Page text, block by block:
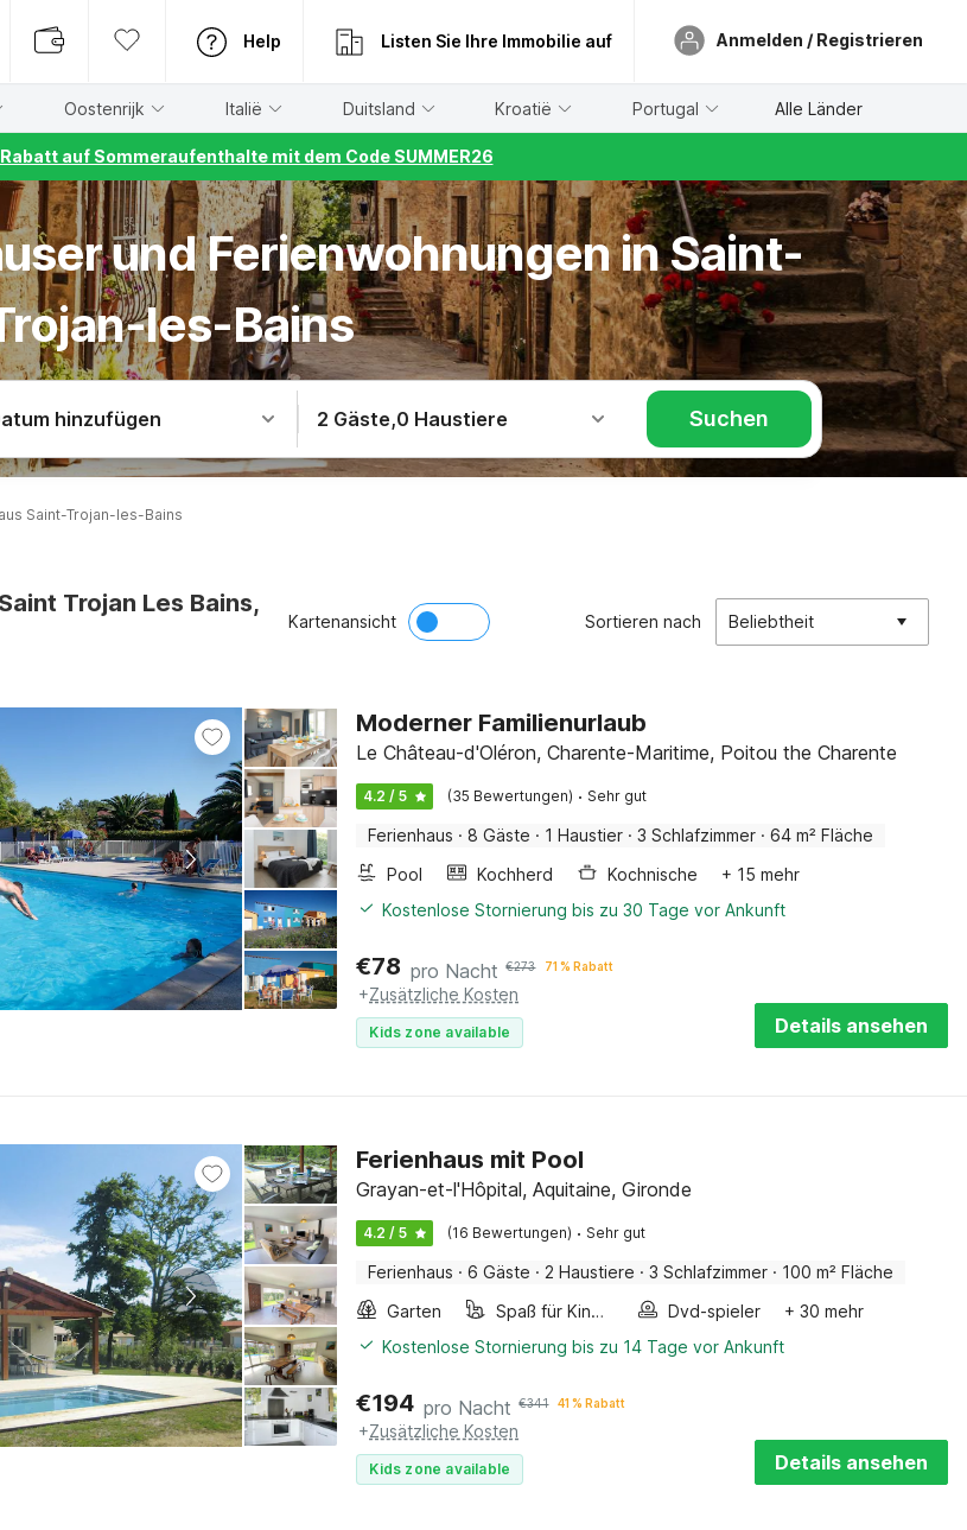
Help Listen Sie Ihre Immobilie auf Anmelden / Registrieren
Oostenrijk Italië Duitsland Kroatië Portugal Alle Länder
Rabatt auf Sommeraufenthalte mit dem Code SUMMER26
und Ferienwohnungen in Saint-
les-Bains
hinzufügen 2 Gäste,0 Haustiere Suchen
Saint-Trojan-les-Bains
Trojan Les Bains,
Kartenansicht Sortieren nach Beliebtheit
Moderner Familienurlaub
Le Château-d'Oléron, Charente-Maritime, Poitou the Charente
4.2 / 5 (35 Bewertungen) · Sehr gut
Ferienhaus · 8 Gäste · 1 Haustier · 3 Schlafzimmer · 64 m² Fläche
Pool
Kochherd Kochnische
+ 15 mehr
Kostenlose Stornierung bis zu 30 Tage vor Ankunft
€78 pro Nacht €273 71 % Rabatt
+Zusätzliche Kosten
Kids zone available Details ansehen
Ferienhaus mit Pool
Grayan-et-l'Hôpital, Aquitaine, Gironde
4.2 / 5 (16 Bewertungen) · Sehr gut
Ferienhaus · 6 Gäste · 2 Haustiere · 3 Schlafzimmer · 100 m² Fläche
Garten
Spaß für Kinder Dvd-spieler
+ 30 mehr
Kostenlose Stornierung bis zu 14 Tage vor Ankunft
€194 pro Nacht €341 41 % Rabatt
+Zusätzliche Kosten
Kids zone available Details ansehen